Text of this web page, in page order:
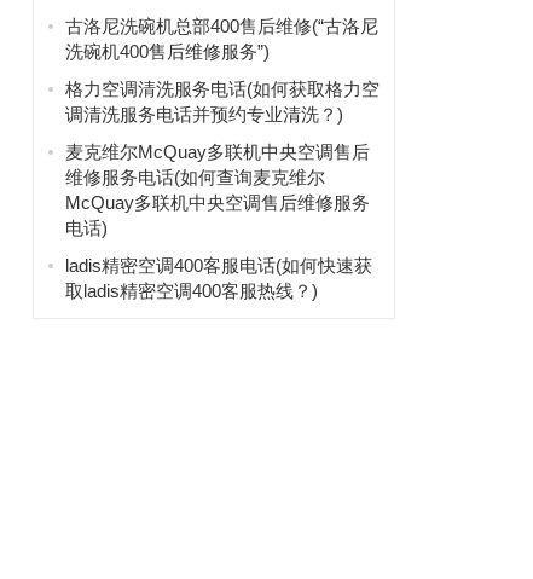
古洛尼洗碗机总部400售后维修(“古洛尼
洗碗机400售后维修服务”)
格力空调清洗服务电话(如何获取格力空
调清洗服务电话并预约专业清洗？)
麦克维尔McQuay多联机中央空调售后
维修服务电话(如何查询麦克维尔
McQuay多联机中央空调售后维修服务
电话)
ladis精密空调400客服电话(如何快速获
取ladis精密空调400客服热线？)